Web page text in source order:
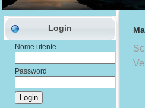
Login
Nome utente
Password